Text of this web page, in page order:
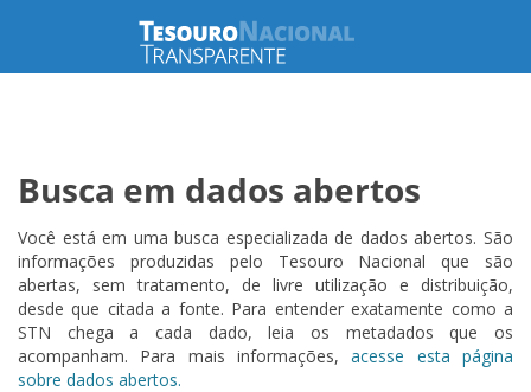
Busca em dados abertos
Você está em uma busca especializada de dados abertos. São
informações produzidas pelo Tesouro Nacional que são
abertas, sem tratamento, de livre utilização e distribuição,
desde que citada a fonte. Para entender exatamente como a
STN chega a cada dado, leia os metadados que os
acompanham. Para mais informações,acesse esta página
sobre dados abertos.